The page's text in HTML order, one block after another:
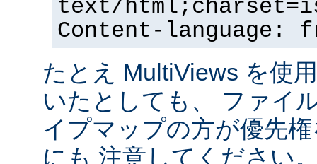
text/
Content-language:
たとえ MultiViews を使
いたとしても、 ファイ
イプマップの方が優先
にも 注意してください